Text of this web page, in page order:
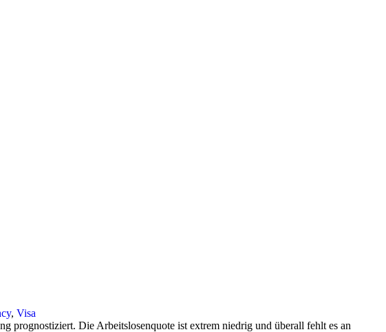
, Visa
prognostiziert. Die Arbeitslosenquote ist extrem niedrig und überall fehlt es an